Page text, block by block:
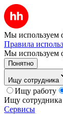
Мы используем
Правила
Мы используем
Понятно
Ищу сотрудника
Ищу работу
Ищу сотрудника
Сервисы